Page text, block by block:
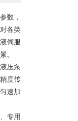
数，
各类
伺服
。
压泵
度传
速加
专用